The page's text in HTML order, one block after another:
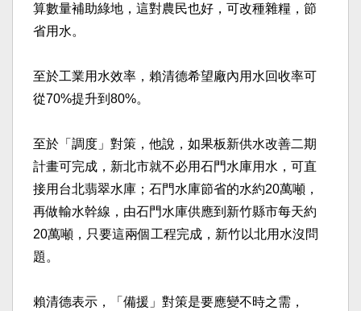
算數量補助綠地，這對農民也好，可改種雜糧，節
省用水。
至於工業用水效率，賴清德希望廠內用水回收率可
從70%提升到80%。
至於「調度」對策，他說，如果板新供水改善二期
計畫可完成，新北市就不必用石門水庫用水，可直
接用台北翡翠水庫；石門水庫節省的水約20萬噸，
再做輸水幹線，由石門水庫供應到新竹縣市每天約
20萬噸，只要這兩個工程完成，新竹以北用水沒問
題。
賴清德表示，「備援」對策是要應變不時之需，